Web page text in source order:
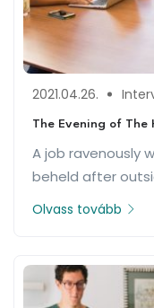
2021.04.26.
The Evening of The
A job ravenously
beheld after
Olvass tovább